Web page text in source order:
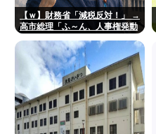
【ｗ】財務省「減税反対！」 →
高市総理「ふ～ん、人事権発動